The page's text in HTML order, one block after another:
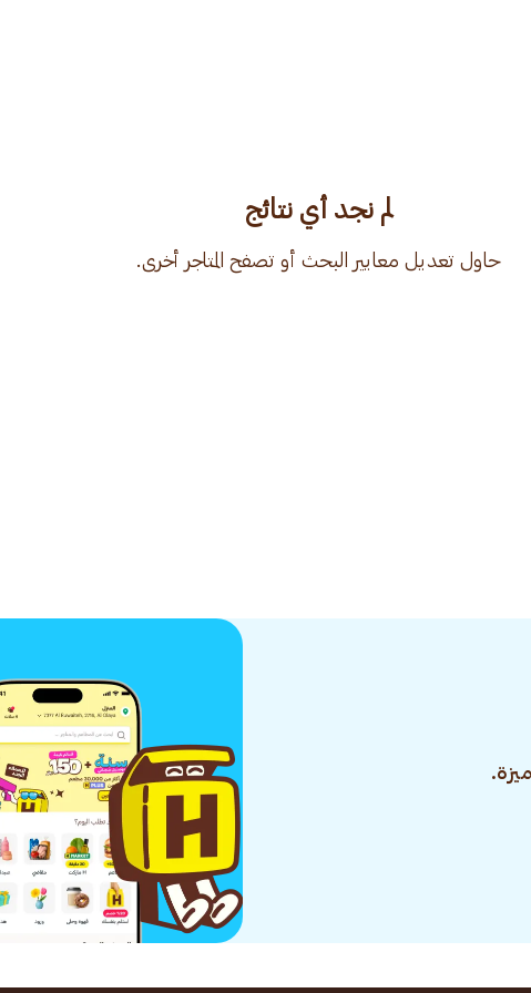
لم نجد أي نتائج
حاول تعديل معايير البحث أو تصفح المتاجر أخرى.